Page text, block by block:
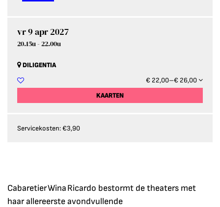
vr 9 apr 2027
20.15u- 22.00u
DILIGENTIA
€ 22,00–€ 26,00
KAARTEN
Servicekosten: €3,90
Cabaretier Wina Ricardo bestormt de theaters met
haar allereerste avondvullende